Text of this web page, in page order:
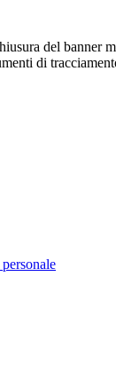
del banner
di